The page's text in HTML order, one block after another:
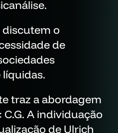
discutem o
de
traz a abordagem
A individuação
de Ulrich